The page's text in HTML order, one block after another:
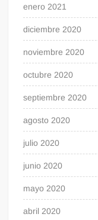
enero 2021
diciembre 2020
noviembre 2020
octubre 2020
septiembre 2020
agosto 2020
julio 2020
junio 2020
mayo 2020
abril 2020